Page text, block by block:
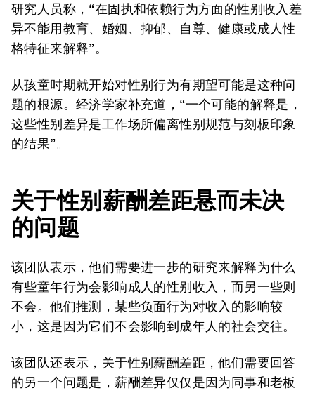
研究人员称，“在固执和依赖行为方面的性别收入差
异不能用教育、婚姻、抑郁、自尊、健康或成人性
格特征来解释”。
从孩童时期就开始对性别行为有期望可能是这种问
题的根源。经济学家补充道，“一个可能的解释是，
这些性别差异是工作场所偏离性别规范与刻板印象
的结果”。
关于性别薪酬差距悬而未决
的问题
该团队表示，他们需要进一步的研究来解释为什么
有些童年行为会影响成人的性别收入，而另一些则
不会。他们推测，某些负面行为对收入的影响较
小，这是因为它们不会影响到成年人的社会交往。
该团队还表示，关于性别薪酬差距，他们需要回答
的另一个问题是，薪酬差异仅仅是因为同事和老板